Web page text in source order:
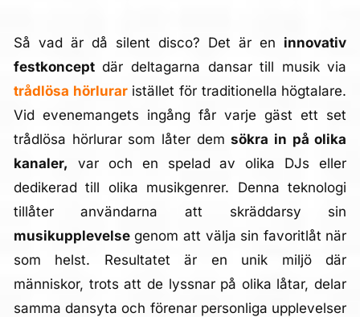
Så vad är då silent disco? Det är en innovativ
festkonceptdär deltagarna dansar till musik via
trådlösa hörluraristället för traditionella högtalare.
Vid evenemangets ingång får varje gäst ett set
trådlösa hörlurar som låter demsökra in på olika
kanaler, var och en spelad av olika DJs eller
dedikerad till olika musikgenrer. Denna teknologi
tillåter användarna att skräddarsy sin
musikupplevelsegenom att välja sin favoritlåt när
som helst. Resultatet är en unik miljö där
människor, trots att de lyssnar på olika låtar, delar
samma dansyta och förenar personliga upplevelser